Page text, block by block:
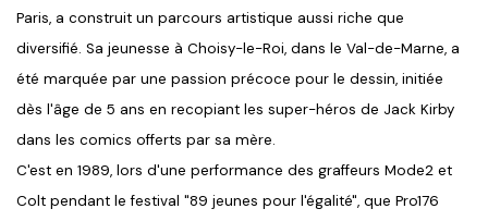
Paris, a construit un parcours artistique aussi riche que
diversifié. Sa jeunesse à Choisy-le-Roi, dans le Val-de-Marne, a
été marquée par une passion précoce pour le dessin, initiée
dès l'âge de 5 ans en recopiant les super-héros de Jack Kirby
dans les comics offerts par sa mère.
C'est en 1989, lors d'une performance des graffeurs Mode2 et
Colt pendant le festival "89 jeunes pour l'égalité", que Pro176